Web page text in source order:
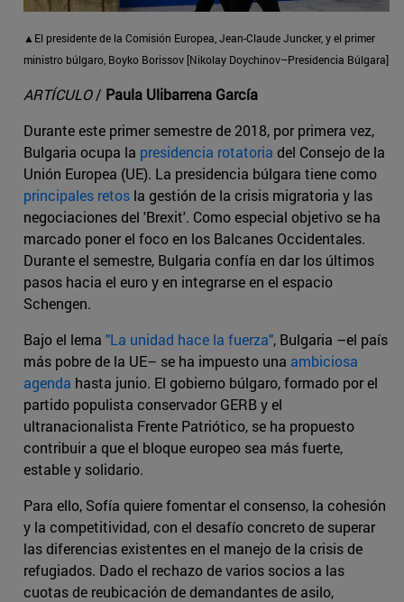
▲El presidente de la Comisión Europea, Jean-Claude Juncker, y el primer
ministro búlgaro, Boyko Borissov [Nikolay Doychinov–Presidencia Búlgara]
ARTÍCULO/ Paula Ulibarrena García
Durante este primer semestre de 2018, por primera vez,
Bulgaria ocupa la presidencia rotatoria del Consejo de la
Unión Europea (UE). La presidencia búlgara tiene como
principales retos la gestión de la crisis migratoria y las
negociaciones del 'Brexit'. Como especial objetivo se ha
marcado poner el foco en los Balcanes Occidentales.
Durante el semestre, Bulgaria confía en dar los últimos
pasos hacia el euro y en integrarse en el espacio
Schengen.
Bajo el lema "La unidad hace la fuerza", Bulgaria –el país
más pobre de la UE– se ha impuesto una ambiciosa
agenda hasta junio. El gobierno búlgaro, formado por el
partido populista conservador GERB y el
ultranacionalista Frente Patriótico, se ha propuesto
contribuir a que el bloque europeo sea más fuerte,
estable y solidario.
Para ello, Sofía quiere fomentar el consenso, la cohesión
y la competitividad, con el desafío concreto de superar
las diferencias existentes en el manejo de la crisis de
refugiados. Dado el rechazo de varios socios a las
cuotas de reubicación de demandantes de asilo,